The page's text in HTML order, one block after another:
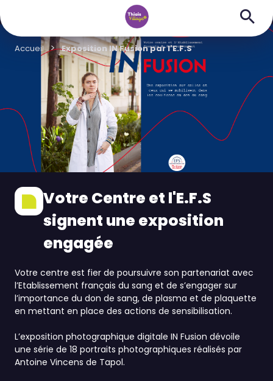
Accueil Exposition IN Fusion par l'E.F.S
Votre Centre et l'E.F.S
signent une exposition
engagée
Votre centre est fier de poursuivre son partenariat avec
l’Etablissement français du sang et de s’engager sur
l’importance du don de sang, de plasma et de plaquette
en mettant en place des actions de sensibilisation.
L’exposition photographique digitale IN Fusion dévoile
une série de 18 portraits photographiques réalisés par
Antoine Vincens de Tapol.